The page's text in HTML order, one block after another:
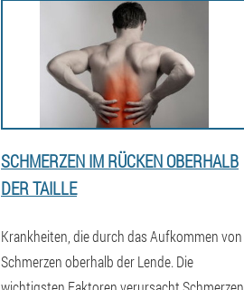
SCHMERZEN IM RÜCKEN OBERHALB
DER TAILLE
Krankheiten, die durch das Aufkommen von
Schmerzen oberhalb der Lende. Die